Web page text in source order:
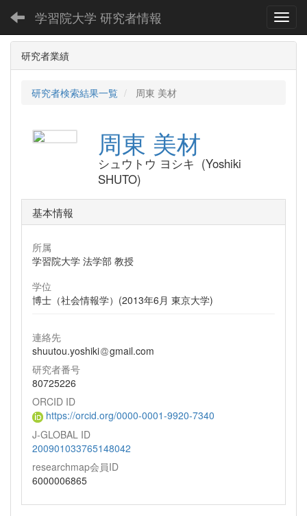
学習院大学 研究者情報
研究者業績
研究者検索結果一覧 周東 美材
周東 美材
シュウトウ ヨシキ (Yoshiki
SHUTO)
基本情報
所属
学習院大学 法学部 教授
学位
博士（社会情報学）(2013年6月 東京大学)
連絡先
shuutou.yoshiki
gmail.com
研究者番号
80725226
ORCID ID
https://orcid.org/0000-0001-9920-7340
J-GLOBAL ID
200901033765148042
researchmap会員ID
6000006865